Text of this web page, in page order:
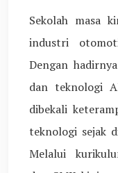
Sekolah masa
industri
Dengan
dan teknologi
dibekali
teknologi sejak
Melalui